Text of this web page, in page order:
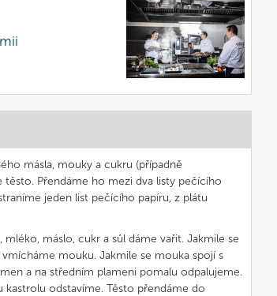
másla, mouky a cukru (případně
Přendáme ho mezi dva listy pečícího
jeden list pečícího papíru, z plátu
máslo, cukr a sůl dáme vařit. Jakmile se
mouku. Jakmile se mouka spojí s
a na středním plameni pomalu odpalujeme.
odstavíme. Těsto přendáme do